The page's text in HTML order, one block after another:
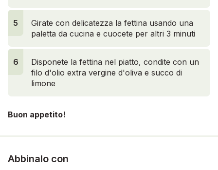
5
Girate con delicatezza la fettina usando una
paletta da cucina e cuocete per altri 3 minuti
6
Disponete la fettina nel piatto, condite con un
filo d'olio extra vergine d'oliva e succo di
limone
Buon appetito!
Abbinalo con